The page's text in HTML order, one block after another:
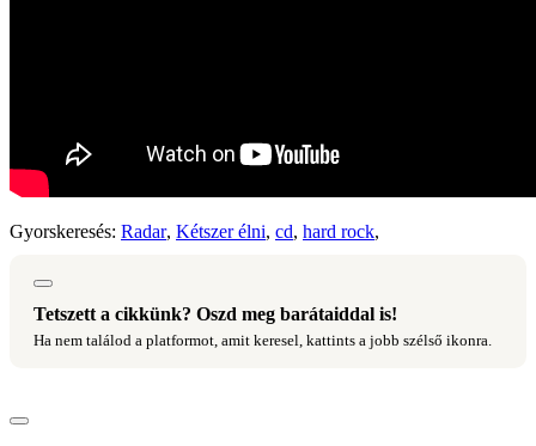
Gyorskeresés: Radar, Kétszer élni, cd, hard rock,
Tetszett a cikkünk? Oszd meg barátaiddal is!
Ha nem találod a platformot, amit keresel, kattints a jobb szélső ikonra.